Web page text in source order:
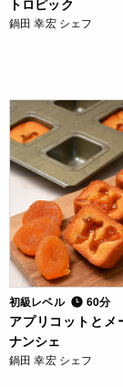
トロピック
鍋田 幸宏 シェフ
初級レベル 60分
アプリコットとメ
ナンシェ
鍋田 幸宏 シェフ